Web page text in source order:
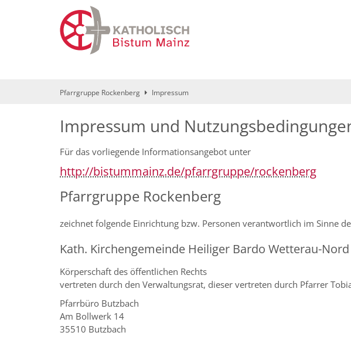
Pfarrgruppe Rockenberg Impressum
Impressum und
Für das vorliegende Informationsangebot unter
http://bistummainz.de/pfarrgruppe/rockenberg
Pfarrgruppe Rockenberg
zeichnet folgende Einrichtung bzw. Personen verantwortlich im Sinne
Kath. Kirchengemeinde Heiliger Bardo Wetterau-Nord
Körperschaft des öffentlichen Rechts
vertreten durch den Verwaltungsrat, dieser vertreten durch Pfarrer
Pfarrbüro Butzbach
Am Bollwerk 14
35510 Butzbach